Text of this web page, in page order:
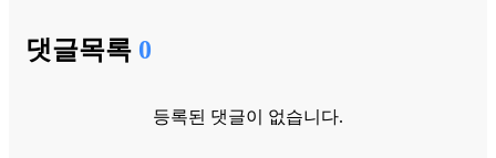
댓글목록 0
등록된 댓글이 없습니다.